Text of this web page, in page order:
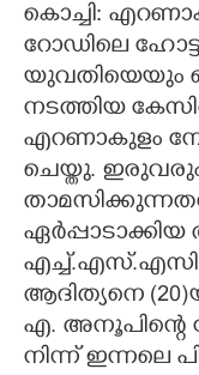
CARTOONS
LITERATURE
ZOOM
CONTACT US
കൊച്ചി:
റോഡിലെ
യുവതിയെയും
നടത്തിയ
എറണാകുളം
ചെയ്തു.
ആദിത്യനെ
എ. അനൂപിന്റെ
നിന്ന് ഇന്നലെ